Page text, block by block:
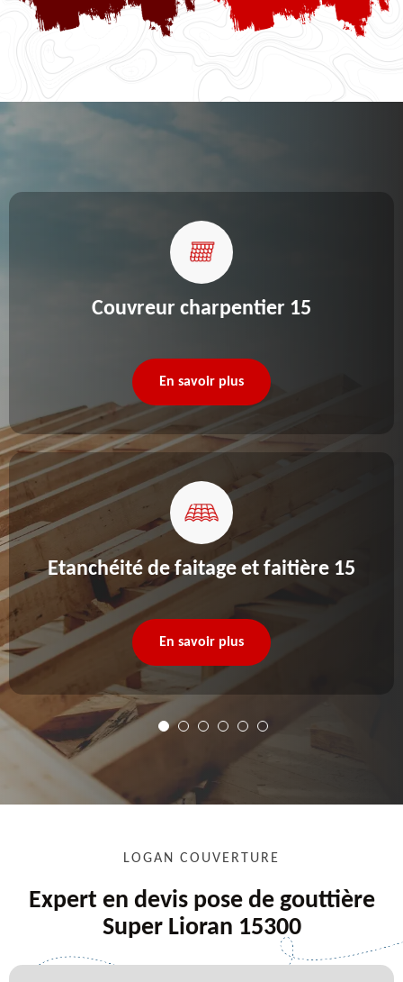
Couvreur charpentier 15
En savoir plus
Etanchéité de faitage et faitière 15
En savoir plus
LOGAN COUVERTURE
Expert en devis pose de gouttière
Super Lioran 15300